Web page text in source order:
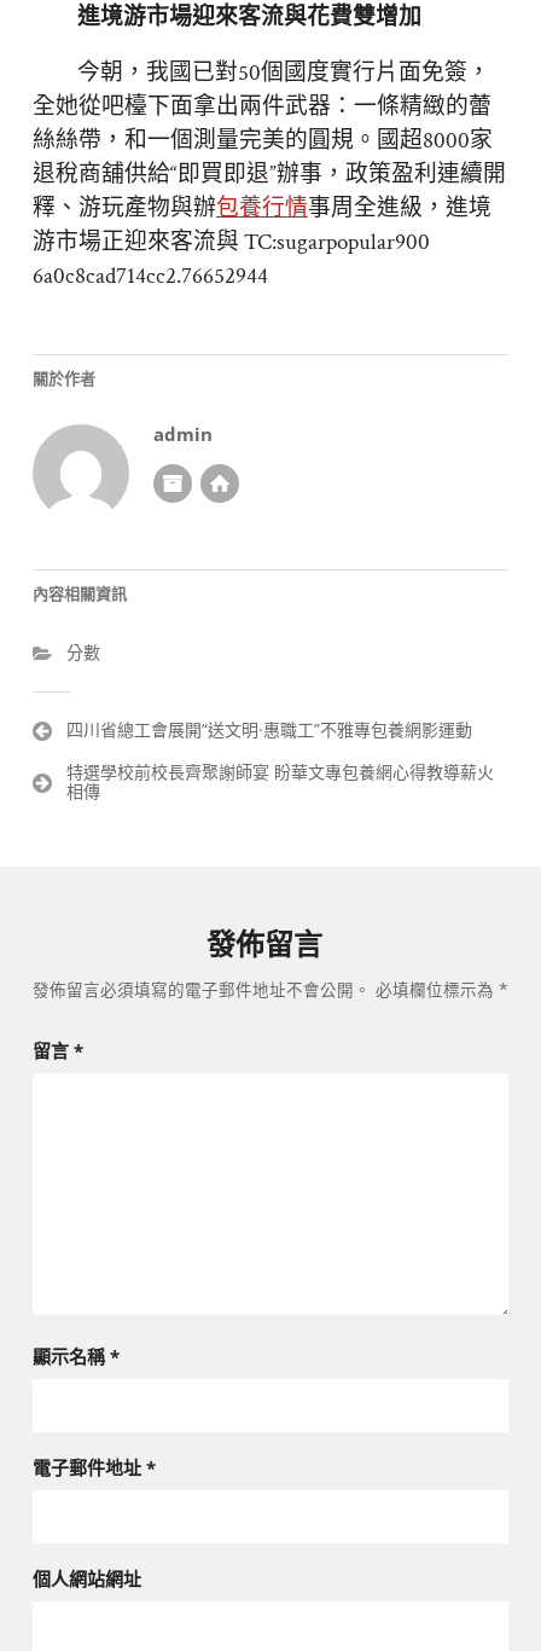
進境游市場迎來客流與花費雙增加
今朝，我國已對50個國度實行片面免簽，
全她從吧檯下面拿出兩件武器：一條精緻的蕾
絲絲帶，和一個測量完美的圓規。國超8000家
退稅商舖供給“即買即退”辦事，政策盈利連續開
釋、游玩產物與辦包養行情事周全進級，進境
游市場正迎來客流與 TC:sugarpopular900
6a0c8cad714cc2.76652944
關於作者
admin
內容相關資訊
分數
文
導
四川省總工會展開“送文明·惠職工”不雅專包養網影運動
特選學校前校長齊聚謝師宴 盼華文專包養網心得教導薪火
相傳
發佈留言
發佈留言必須填寫的電子郵件地址不會公開。 必填欄位標示為 *
留言 *
顯示名稱*
電子郵件地址 *
個人網站網址